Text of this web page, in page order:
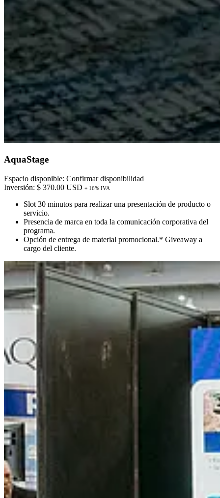
AquaStage
Espacio disponible: Confirmar disponibilidad
Inversión: $ 370.00 USD + 16% IVA
Slot 30 minutos para realizar una presentación de producto o
servicio.
Presencia de marca en toda la comunicación corporativa del
programa.
Opción de entrega de material promocional.* Giveaway a
cargo del cliente.